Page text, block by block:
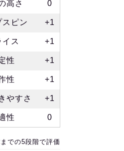
高さ 0
スピン +1
イス +1
性 +1
性 +1
やすさ +1
性 0
での5段階で評価